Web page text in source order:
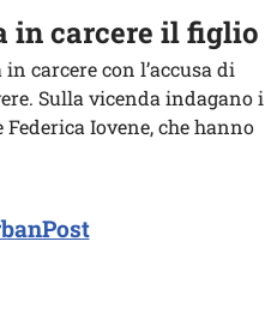
in carcere il figlio
in carcere con l’accusa di
Sulla vicenda indagano i
Iovene, che hanno